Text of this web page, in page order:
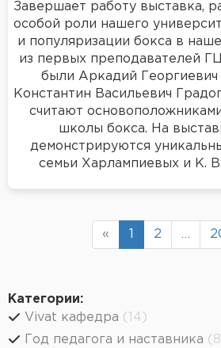
Завершает работу выставка,
особой роли нашего
и популяризации бокса в
из первых преподавателей
были Аркадий
Константин Васильевич
считают
школы бокса. На
демонстрируются
семьи Харлампиевых и К.
« 2 …
Категории:
Vivat кафедра (14)
Год педагога и наставника